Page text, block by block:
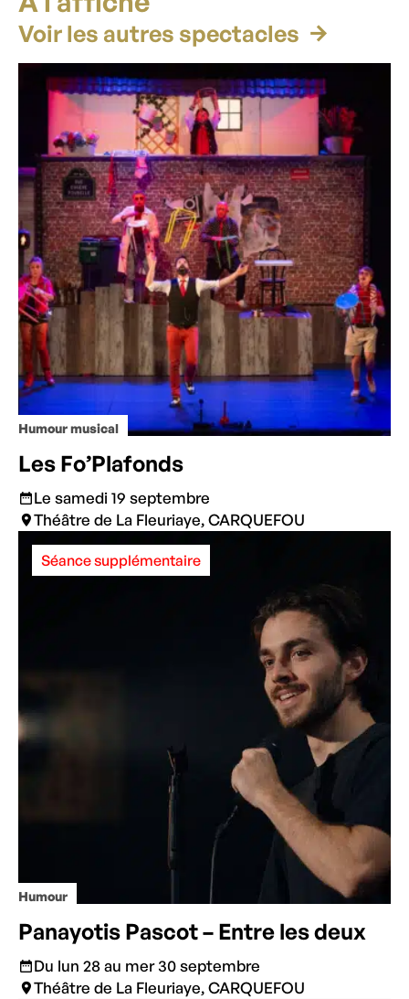
Voir les autres spectacles
Humour musical
Les Fo’Plafonds
Le samedi 19 septembre
Théâtre de La Fleuriaye, CARQUEFOU
Humour
Séance supplémentaire
Panayotis Pascot – Entre les deux
Du lun 28 au mer 30 septembre
Théâtre de La Fleuriaye, CARQUEFOU